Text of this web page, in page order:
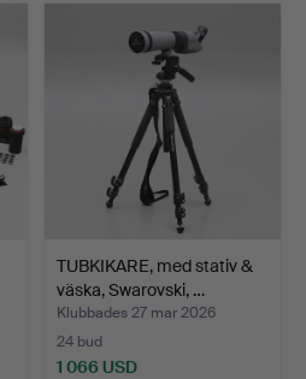
TUBKIKARE, med stativ &
väska, Swarovski, …
Klubbades 27 mar 2026
24 bud
1 066 USD